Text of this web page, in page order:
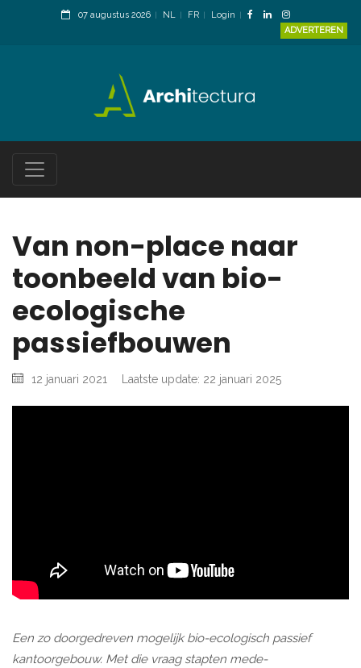
07 augustus 2026 NL FR
Login
ADVERTEREN
Van non-place naar
toonbeeld van bio-
ecologische
passiefbouwen
12 januari 2021 Laatste update: 22 januari 2025
Een zo doorgedreven mogelijk bio-ecologisch passief
kantoorgebouw. Met die vraag stapten mede-